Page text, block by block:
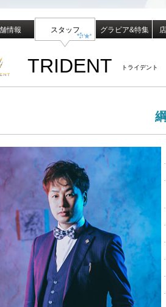
情報 スタッフ グラビア&特集
TRIDENT トライデント